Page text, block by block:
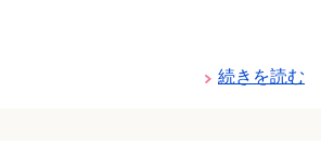
続きを読む